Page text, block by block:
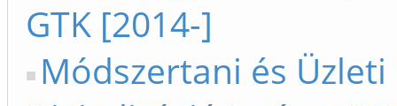
GTK [2014-]
Módszertani és Üzleti